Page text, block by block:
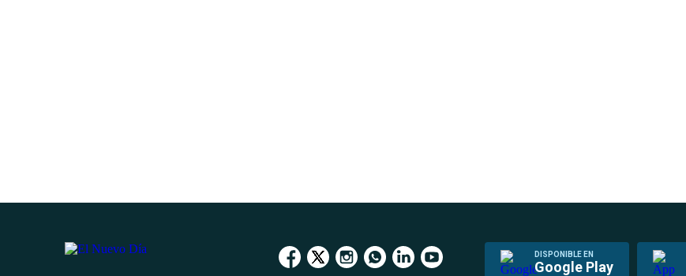
DISPONIBLE EN
Google Play